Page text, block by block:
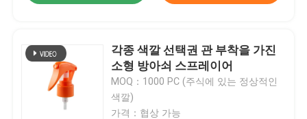
각종 색깔 선택권 관 부착을 가진
소형 방아쇠 스프레이어
MOQ：1000 PC (주식에 있는 정상적인
색깔)
가격：협상 가능